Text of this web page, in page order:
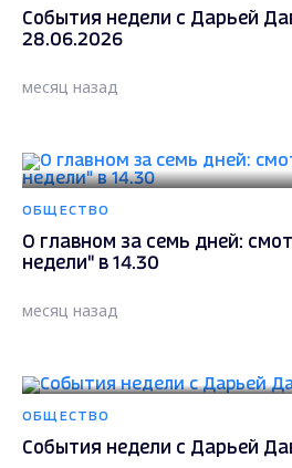
События недели с Дарьей
28.06.2026
месяц назад
ОБЩЕСТВО
О главном за семь дней:
недели" в 14.30
месяц назад
ОБЩЕСТВО
События недели с Дарьей